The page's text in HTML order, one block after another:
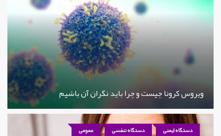
ویروس کرونا چیست و چرا باید نگران آن باشیم
دستگاه ایمنی دستگاه تنفسی عمومی